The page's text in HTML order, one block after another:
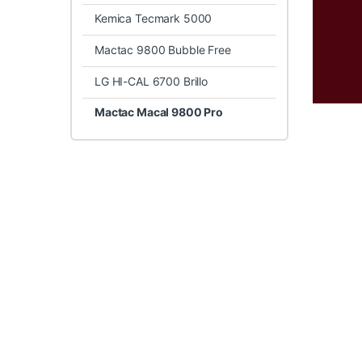
Kemica Tecmark 5000
Mactac 9800 Bubble Free
LG HI-CAL 6700 Brillo
Mactac Macal 9800 Pro